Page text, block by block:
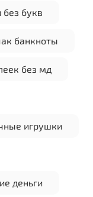
без букв
банкноты
без мд
игрушки
деньги